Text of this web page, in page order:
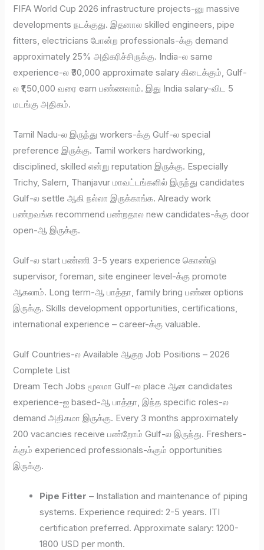
FIFA World Cup 2026 infrastructure projects-னு massive
developments நடக்குது. இதனால skilled engineers, pipe
fitters, electricians போன்ற professionals-க்கு demand
approximately 25% அதிகரிச்சிருக்கு. India-ல same
experience-ல ₹30,000 approximate salary கிடைக்கும், Gulf-
ல ₹1,50,000 வரை earn பண்ணலாம். இது India salary-விட 5
மடங்கு அதிகம்.
Tamil Nadu-ல இருந்து workers-க்கு Gulf-ல special
preference இருக்கு. Tamil workers hardworking,
disciplined, skilled என்று reputation இருக்கு. Especially
Trichy, Salem, Thanjavur மாவட்டங்களில் இருந்து candidates
Gulf-ல settle ஆகி நல்லா இருக்காங்க. Already work
பண்றவங்க recommend பண்றதால new candidates-க்கு door
open-ஆ இருக்கு.
Gulf-ல start பண்ணி 3-5 years experience கொண்டு
supervisor, foreman, site engineer level-க்கு promote
ஆகலாம். Long term-ஆ பாத்தா, family bring பண்ண options
இருக்கு. Skills development opportunities, certifications,
international experience – career-க்கு valuable.
Gulf Countries-ல Available ஆகுற Job Positions – 2026
Complete List
Dream Tech Jobs மூலமா Gulf-ல place ஆன candidates
experience-ஐ based-ஆ பாத்தா, இந்த specific roles-ல
demand அதிகமா இருக்கு. Every 3 months approximately
200 vacancies receive பண்றோம் Gulf-ல இருந்து. Freshers-
க்கும் experienced professionals-க்கும் opportunities
இருக்கு.
Pipe Fitter – Installation and maintenance of piping
systems. Experience required: 2-5 years. ITI
certification preferred. Approximate salary: 1200-
1800 USD per month.